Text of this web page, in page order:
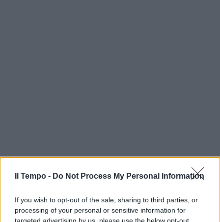
Il Tempo - Do Not Process My Personal Information
If you wish to opt-out of the sale, sharing to third parties, or
processing of your personal or sensitive information for